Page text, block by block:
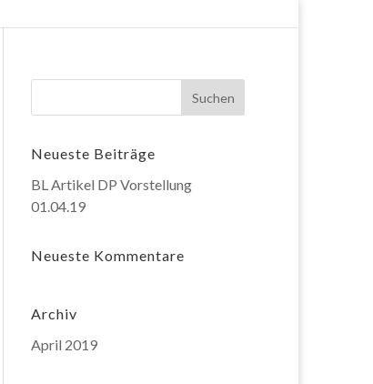
Neueste Beiträge
BL Artikel DP Vorstellung
01.04.19
Neueste Kommentare
Archiv
April 2019